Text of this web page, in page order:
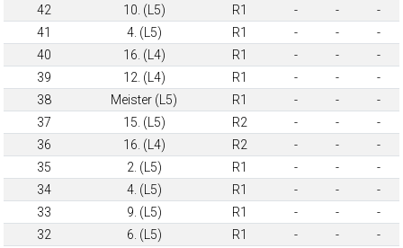
42
10. (L5) R1 - -
-
41
4. (L5) R1 - -
-
40
16. (L4) R1 - -
-
39
12. (L4) R1 - -
-
38
Meister (L5) R1 - -
-
37
15. (L5) R2 - -
-
36
16. (L4) R2 - -
-
35
2. (L5) R1 - -
-
34
4. (L5) R1 - -
-
33
9. (L5) R1 - -
-
32
6. (L5) R1 - -
-